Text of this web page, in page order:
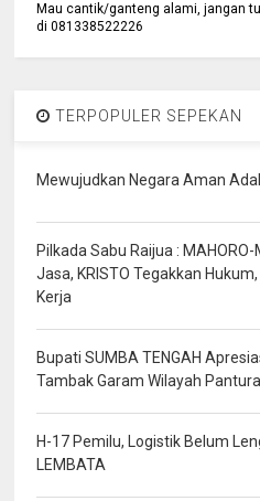
Mau cantik/ganteng alami, jangan
di 081338522226
TERPOPULER SEPEKAN
Mewujudkan Negara Aman
Pilkada Sabu Raijua :
Jasa, KRISTO Tegakkan
Kerja
Bupati SUMBA TENGAH
Tambak Garam Wilayah Pantura
H-17 Pemilu, Logistik Belum
LEMBATA